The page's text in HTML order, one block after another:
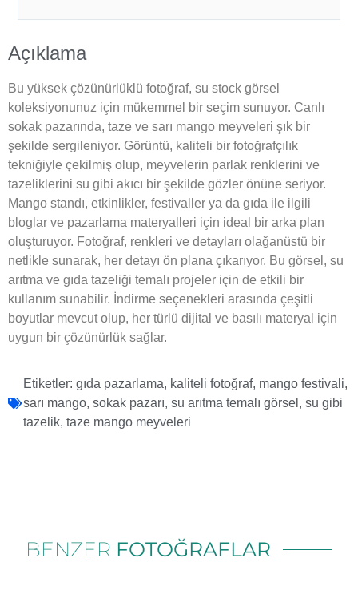
Açıklama
Bu yüksek çözünürlüklü fotoğraf, su stock görsel
koleksiyonunuz için mükemmel bir seçim sunuyor. Canlı
sokak pazarında, taze ve sarı mango meyveleri şık bir
şekilde sergileniyor. Görüntü, kaliteli bir fotoğrafçılık
tekniğiyle çekilmiş olup, meyvelerin parlak renklerini ve
tazeliklerini su gibi akıcı bir şekilde gözler önüne seriyor.
Mango standı, etkinlikler, festivaller ya da gıda ile ilgili
bloglar ve pazarlama materyalleri için ideal bir arka plan
oluşturuyor. Fotoğraf, renkleri ve detayları olağanüstü bir
netlikle sunarak, her detayı ön plana çıkarıyor. Bu görsel, su
arıtma ve gıda tazeliği temalı projeler için de etkili bir
kullanım sunabilir. İndirme seçenekleri arasında çeşitli
boyutlar mevcut olup, her türlü dijital ve basılı materyal için
uygun bir çözünürlük sağlar.
Etiketler: gıda pazarlama, kaliteli fotoğraf, mango festivali,
sarı mango, sokak pazarı, su arıtma temalı görsel , su gibi
tazelik, taze mango meyveleri
BENZER FOTOĞRAFLAR